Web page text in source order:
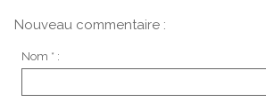
Nouveau commentaire :
Nom * :